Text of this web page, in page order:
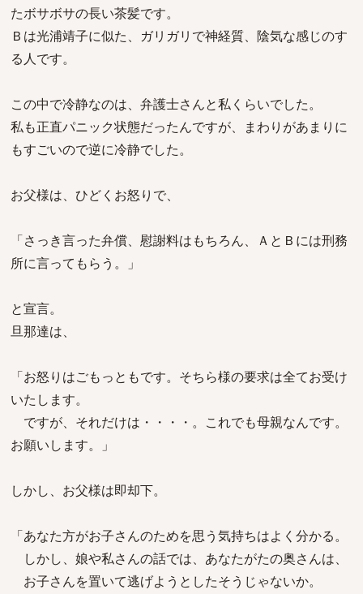
たボサボサの長い茶髪です。
Ｂは光浦靖子に似た、ガリガリで神経質、陰気な感じのす
る人です。
この中で冷静なのは、弁護士さんと私くらいでした。
私も正直パニック状態だったんですが、まわりがあまりに
もすごいので逆に冷静でした。
お父様は、ひどくお怒りで、
「さっき言った弁償、慰謝料はもちろん、ＡとＢには刑務
所に言ってもらう。」
と宣言。
旦那達は、
「お怒りはごもっともです。そちら様の要求は全てお受け
いたします。
ですが、それだけは・・・・。これでも母親なんです。
お願いします。」
しかし、お父様は即却下。
「あなた方がお子さんのためを思う気持ちはよく分かる。
しかし、娘や私さんの話では、あなたがたの奥さんは、
お子さんを置いて逃げようとしたそうじゃないか。